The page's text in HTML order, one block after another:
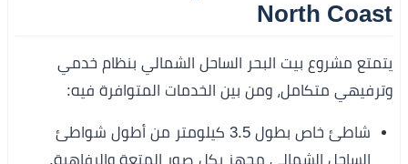
North Coast
يتمتع مشروع بيت البحر الساحل الشمالي بنظام خدمي
وترفيهي متكامل، ومن بين الخدمات المتوافرة فيه:
شاطئ خاص بطول 3.5 كيلومتر من أطول شواطئ
الساحل الشمالي مجهز بكل صور المتعة والرفاهية.